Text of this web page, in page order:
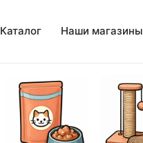
Каталог Наши магазины